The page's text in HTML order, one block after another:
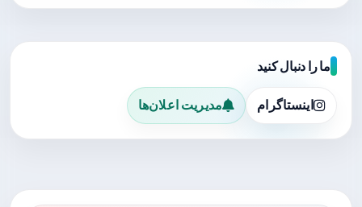
ما را دنبال کنید
اینستاگرام مدیریت اعلان‌ها